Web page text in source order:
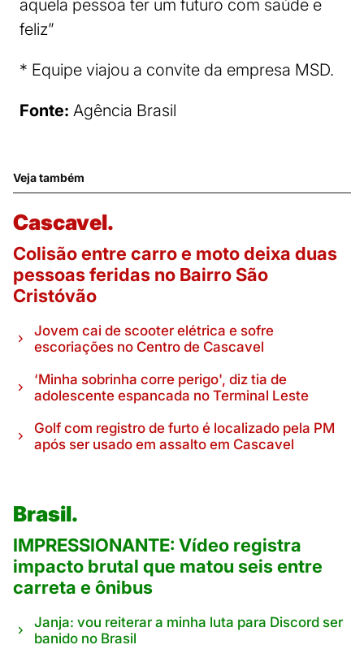
aquela pessoa ter um futuro com saúde e
feliz”
* Equipe viajou a convite da empresa MSD.
Fonte: Agência Brasil
Veja também
Cascavel.
Colisão entre carro e moto deixa duas
pessoas feridas no Bairro São
Cristóvão
Jovem cai de scooter elétrica e sofre
escoriações no Centro de Cascavel
‘Minha sobrinha corre perigo', diz tia de
adolescente espancada no Terminal Leste
Golf com registro de furto é localizado pela PM
após ser usado em assalto em Cascavel
Brasil.
IMPRESSIONANTE: Vídeo registra
impacto brutal que matou seis entre
carreta e ônibus
Janja: vou reiterar a minha luta para Discord ser
banido no Brasil